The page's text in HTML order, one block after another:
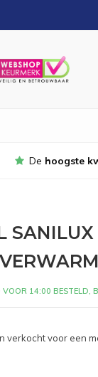
De hoogste
VOOR 14:00 BESTELD,
voor een